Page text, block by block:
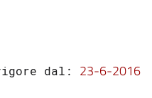
dal: 23-6-2016